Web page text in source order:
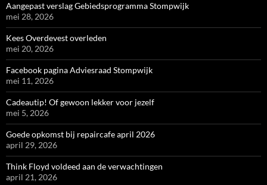
Aangepast verslag Gebiedsprogramma Stompwijk
mei 28, 2026
Kees Overdevest overleden
mei 20, 2026
Facebook pagina Adviesraad Stompwijk
mei 11, 2026
Cadeautip! Of gewoon lekker voor jezelf
mei 5, 2026
Goede opkomst bij repaircafe april 2026
april 29, 2026
Think Floyd voldeed aan de verwachtingen
april 21, 2026